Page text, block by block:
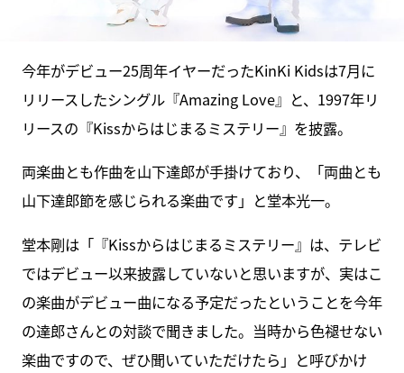
今年がデビュー25周年イヤーだったKinKi Kidsは7月に
リリースしたシングル『Amazing Love』と、1997年リ
リースの『Kissからはじまるミステリー』を披露。
両楽曲とも作曲を山下達郎が手掛けており、「両曲とも
山下達郎節を感じられる楽曲です」と堂本光一。
堂本剛は「『Kissからはじまるミステリー』は、テレビ
ではデビュー以来披露していないと思いますが、実はこ
の楽曲がデビュー曲になる予定だったということを今年
の達郎さんとの対談で聞きました。当時から色褪せない
楽曲ですので、ぜひ聞いていただけたら」と呼びかけ